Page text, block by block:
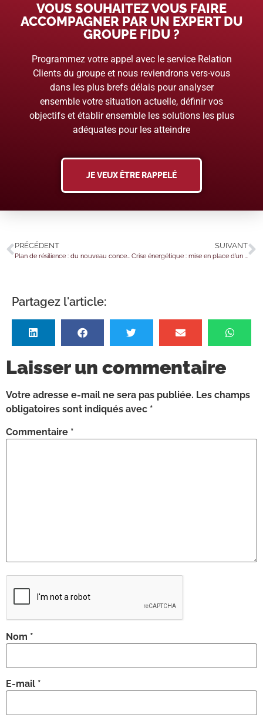
VOUS SOUHAITEZ VOUS FAIRE
ACCOMPAGNER PAR UN EXPERT DU
GROUPE FIDU ?
Programmez votre appel avec le service Relation
Clients du groupe et nous reviendrons vers-vous
dans les plus brefs délais pour analyser
ensemble votre situation actuelle, définir vos
objectifs et établir ensemble les solutions les plus
adéquates pour les atteindre
JE VEUX ÊTRE RAPPELÉ
PRÉCÉDENT
Plan de résilience : du nouveau concernant l’activité partielle
SUIVANT
Crise énergétique : mise en place d’un chèque énergie exceptionnel « fioul »
Partagez l'article:
Laisser un commentaire
Votre adresse e-mail ne sera pas publiée. Les champs
obligatoires sont indiqués avec *
Commentaire *
Nom *
E-mail *